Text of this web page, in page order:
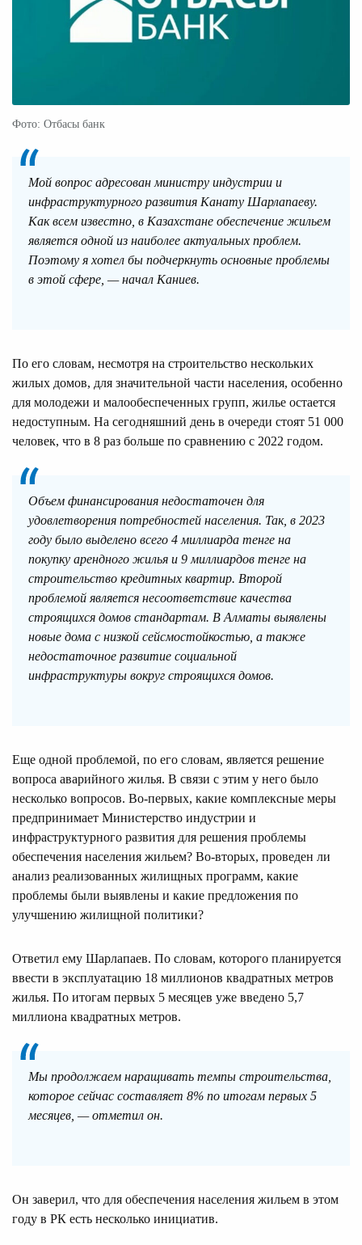
Фото: Отбасы банк
Мой вопрос адресован министру индустрии и
инфраструктурного развития Канату Шарлапаеву.
Как всем известно, в Казахстане обеспечение жильем
является одной из наиболее актуальных проблем.
Поэтому я хотел бы подчеркнуть основные проблемы
в этой сфере, — начал Каниев.
По его словам, несмотря на строительство нескольких
жилых домов, для значительной части населения, особенно
для молодежи и малообеспеченных групп, жилье остается
недоступным. На сегодняшний день в очереди стоят 51 000
человек, что в 8 раз больше по сравнению с 2022 годом.
Объем финансирования недостаточен для
удовлетворения потребностей населения. Так, в 2023
году было выделено всего 4 миллиарда тенге на
покупку арендного жилья и 9 миллиардов тенге на
строительство кредитных квартир. Второй
проблемой является несоответствие качества
строящихся домов стандартам. В Алматы выявлены
новые дома с низкой сейсмостойкостью, а также
недостаточное развитие социальной
инфраструктуры вокруг строящихся домов.
Еще одной проблемой, по его словам, является решение
вопроса аварийного жилья. В связи с этим у него было
несколько вопросов. Во-первых, какие комплексные меры
предпринимает Министерство индустрии и
инфраструктурного развития для решения проблемы
обеспечения населения жильем? Во-вторых, проведен ли
анализ реализованных жилищных программ, какие
проблемы были выявлены и какие предложения по
улучшению жилищной политики?
Ответил ему Шарлапаев. По словам, которого планируется
ввести в эксплуатацию 18 миллионов квадратных метров
жилья. По итогам первых 5 месяцев уже введено 5,7
миллиона квадратных метров.
Мы продолжаем наращивать темпы строительства,
которое сейчас составляет 8% по итогам первых 5
месяцев, — отметил он.
Он заверил, что для обеспечения населения жильем в этом
году в РК есть несколько инициатив.